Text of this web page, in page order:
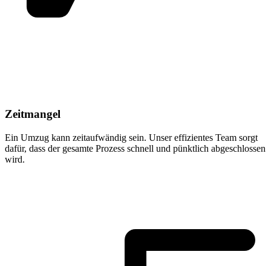
Zeitmangel
Ein Umzug kann zeitaufwändig sein. Unser effizientes Team sorgt
dafür, dass der gesamte Prozess schnell und pünktlich abgeschlossen
wird.